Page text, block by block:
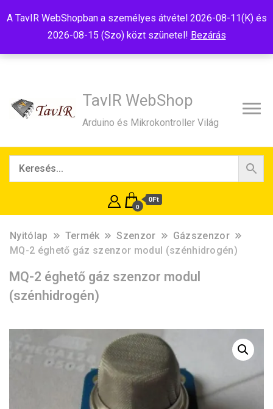
A TavIR WebShopban a személyes átvétel 2026-08-11(K) és
2026-08-15 (Szo) közt szünetel! Bezárás
TavIR WebShop
Arduino és Mikrokontroller Világ
0
0Ft
Nyitólap Termék Szenzor
Gázszenzor
MQ-2 éghető gáz szenzor modul (szénhidrogén)
MQ-2 éghető gáz szenzor modul
(szénhidrogén)